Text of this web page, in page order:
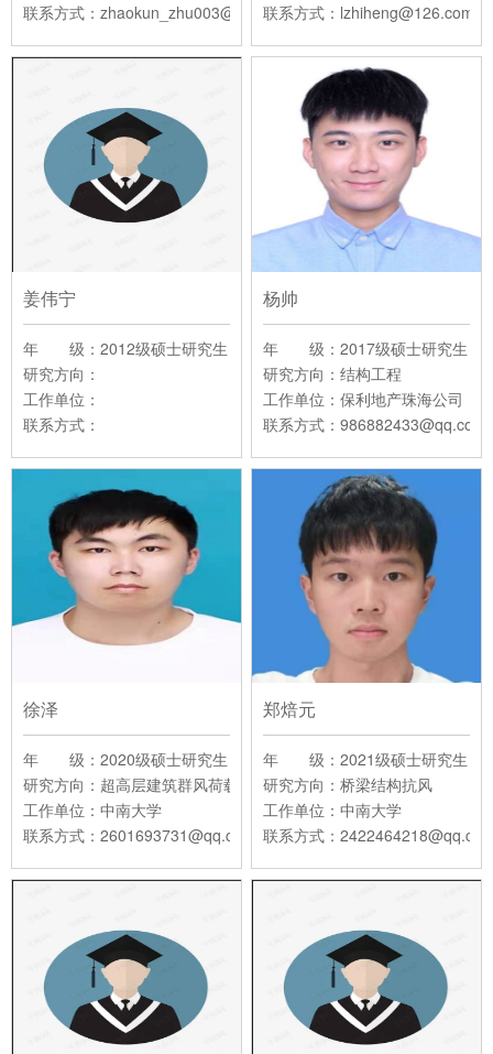
联系方式：zhaokun_zhu003@163.com联系方式：lzhiheng@126.com
姜伟宁
年 级：2012级硕士研究生
研究方向：
工作单位：
联系方式：
杨帅
年 级：2017级硕士研究生
研究方向：结构工程
工作单位：保利地产珠海公司
联系方式：986882433@qq.com
徐泽
年 级：2020级硕士研究生
研究方向：超高层建筑群风荷载干扰效应、精细化风气候下的围护结
工作单位：中南大学
联系方式：2601693731@qq.com
郑焙元
年 级：2021级硕士研究生
研究方向：桥梁结构抗风
工作单位：中南大学
联系方式：